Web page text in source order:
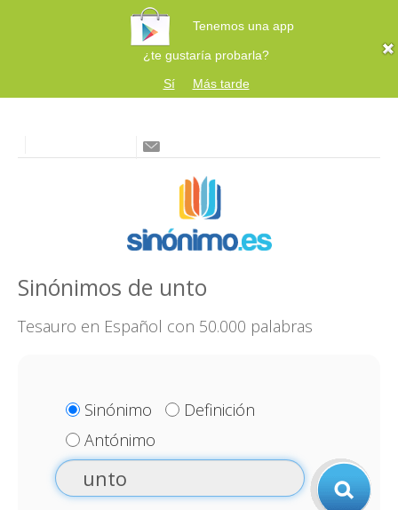
Tenemos una app
¿te gustaría probarla?
Sí
Más tarde
Sinónimos de unto
Tesauro en Español con 50.000 palabras
Sinónimo
Definición
Antónimo